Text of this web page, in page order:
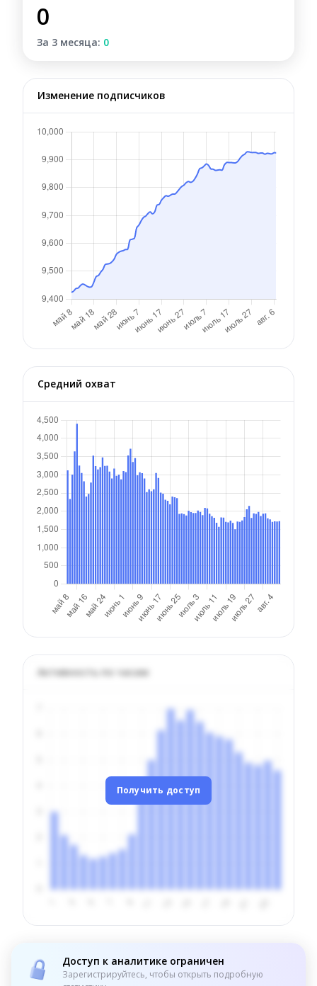
0
За 3 месяца: 0
Изменение подписчиков
Средний охват
Активность по часам
Получить доступ
Доступ к аналитике ограничен
Зарегистрируйтесь, чтобы открыть подробную